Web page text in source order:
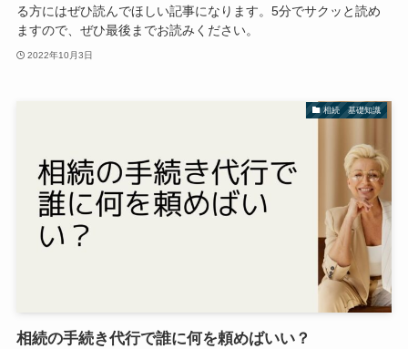
る方にはぜひ読んでほしい記事になります。5分でサクッと読め
ますので、ぜひ最後までお読みください。
2022年10月3日
相続 基礎知識
相続の手続き代行で誰に何を頼めばいい？